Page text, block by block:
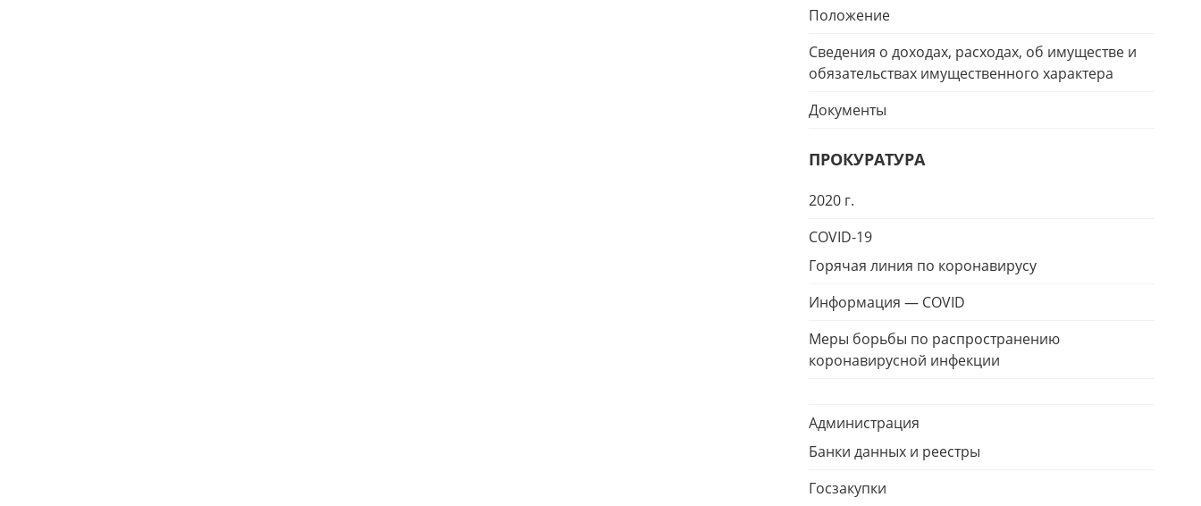
Положение
Сведения о доходах, расходах, об имуществе и
обязательствах имущественного характера
Документы
ПРОКУРАТУРА
2020 г.
COVID-19
Горячая линия по коронавирусу
Информация — COVID
Меры борьбы по распространению
коронавирусной инфекции
Администрация
Банки данных и реестры
Госзакупки